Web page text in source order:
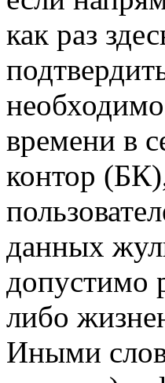
как раз
времени в
контор
данных
допустимо
либо
Иными